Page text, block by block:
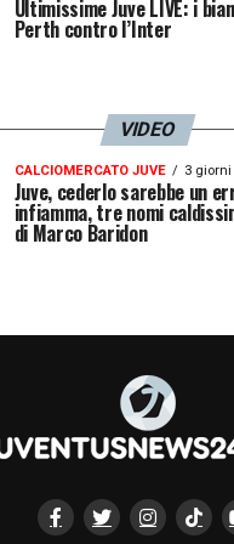
Ultimissime Juve LIVE: i
Perth contro l’Inter
VIDEO
CALCIOMERCATO JUVE 3 giorni
Juve, cederlo sarebbe un
infiamma, tre nomi
di Marco Baridon